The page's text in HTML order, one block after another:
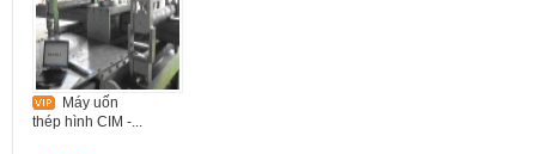
Máy uốn
thép hình CIM -...